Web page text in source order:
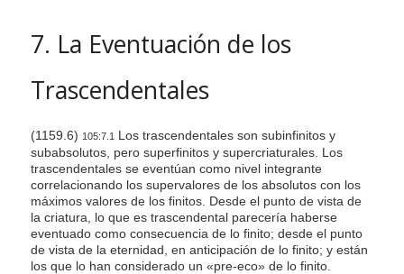
7. La Eventuación de los
Trascendentales
(1159.6) 105:7.1 Los trascendentales son subinfinitos y
subabsolutos, pero superfinitos y supercriaturales. Los
trascendentales se eventúan como nivel integrante
correlacionando los supervalores de los absolutos con los
máximos valores de los finitos. Desde el punto de vista de
la criatura, lo que es trascendental parecería haberse
eventuado como consecuencia de lo finito; desde el punto
de vista de la eternidad, en anticipación de lo finito; y están
los que lo han considerado un «pre-eco» de lo finito.